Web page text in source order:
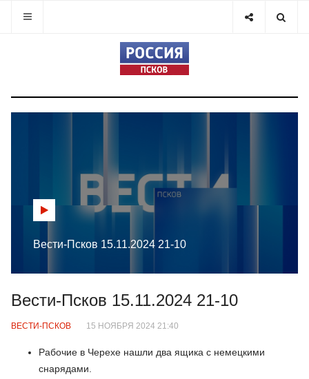
Вести-Псков 15.11.2024 21-10
Вести-Псков 15.11.2024 21-10
ВЕСТИ-ПСКОВ 15 НОЯБРЯ 2024 21:40
Рабочие в Черехе нашли два ящика с немецкими
снарядами.